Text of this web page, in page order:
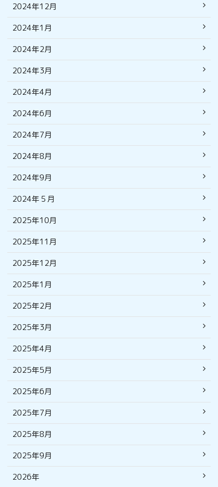
2024年12月
2024年1月
2024年2月
2024年3月
2024年4月
2024年6月
2024年7月
2024年8月
2024年9月
2024年５月
2025年10月
2025年11月
2025年12月
2025年1月
2025年2月
2025年3月
2025年4月
2025年5月
2025年6月
2025年7月
2025年8月
2025年9月
2026年